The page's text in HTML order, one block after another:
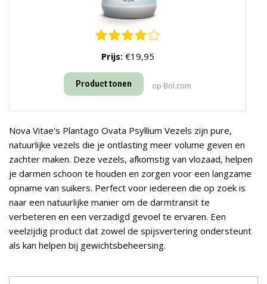
Prijs:€19,95
Product tonen op Bol.com
Nova Vitae's Plantago Ovata Psyllium Vezels zijn pure,
natuurlijke vezels die je ontlasting meer volume geven en
zachter maken. Deze vezels, afkomstig van vlozaad, helpen
je darmen schoon te houden en zorgen voor een langzame
opname van suikers. Perfect voor iedereen die op zoek is
naar een natuurlijke manier om de darmtransit te
verbeteren en een verzadigd gevoel te ervaren. Een
veelzijdig product dat zowel de spijsvertering ondersteunt
als kan helpen bij gewichtsbeheersing.